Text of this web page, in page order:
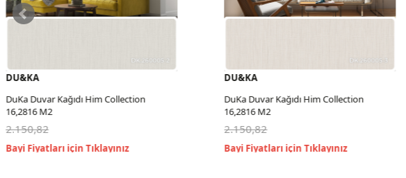
DU&KA
DuKa Duvar Kağıdı Him Collection
16,2816 M2
2.150,82
DU&KA
DuKa Duvar Kağıdı Him Collection
16,2816 M2
2.150,82